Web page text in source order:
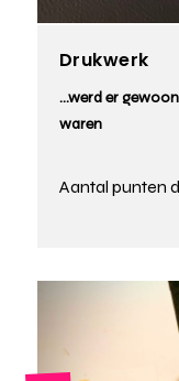
Drukwerk
…werd er
waren
Aantal punten